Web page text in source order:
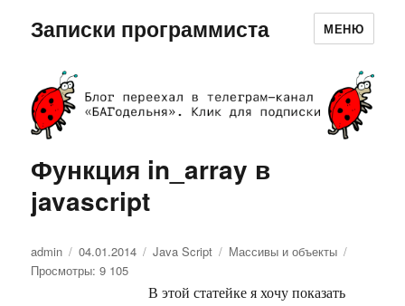
Записки программиста МЕНЮ
Функция in_array в
javascript
Автор
admin Опубликовано
04.01.2014 Рубрики
Java Script Метки
Массивы и объекты
Просмотры: 9 105
В этой статейке я хочу показать